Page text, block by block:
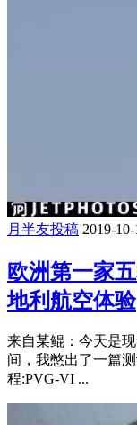
月半友投稿 2019-10-
欧洲第一家
地利航空体验
来自某鲲：今天是
间，我憋出了一篇
程:PVG-VI ...